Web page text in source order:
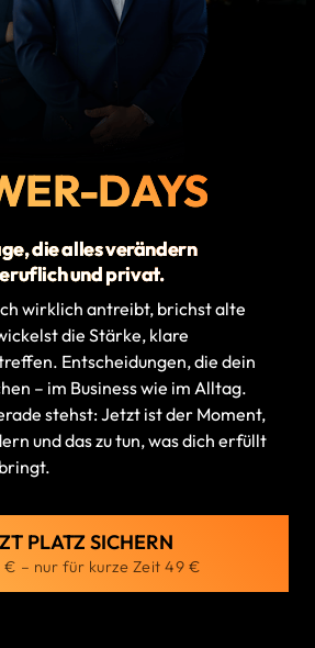
DAYS
die alles verändern
und privat.
wirklich antreibt, brichst alte
die Stärke, klare
Entscheidungen, die dein
– im Business wie im Alltag.
stehst: Jetzt ist der Moment,
und das zu tun, was dich erfüllt
PLATZ SICHERN
€ – nur für kurze Zeit 49 €